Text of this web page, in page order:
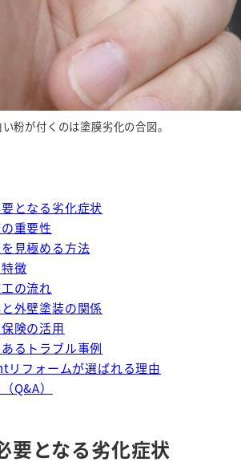
粉が付くのは塗膜劣化の合図。
となる劣化症状
重要性
見極める方法
徴
の流れ
外壁塗装の関係
険の活用
るトラブル事例
リフォームが選ばれる理由
Q&A）
要となる劣化症状